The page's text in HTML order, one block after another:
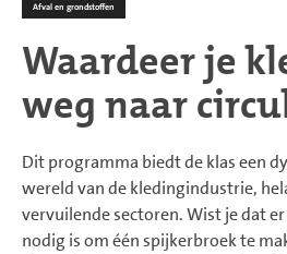
Afval en grondstoffen
Waardeer je
weg naar
Dit programma biedt de klas een
wereld van de kledingindustrie,
vervuilende sectoren. Wist je dat
nodig is om één spijkerbroek te